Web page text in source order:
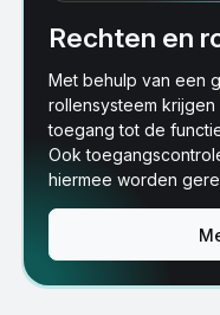
Rechten en
Met behulp van een
rollensysteem
toegang tot de
Ook
hiermee worden